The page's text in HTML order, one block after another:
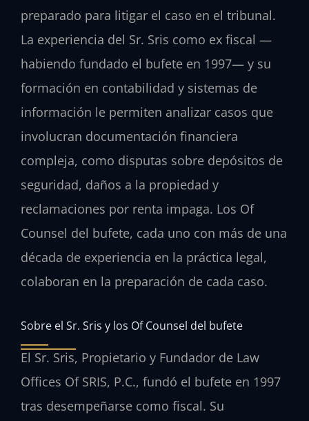
preparado para litigar el caso en el tribunal.
La experiencia del Sr. Sris como ex fiscal —
habiendo fundado el bufete en 1997— y su
formación en contabilidad y sistemas de
información le permiten analizar casos que
involucran documentación financiera
compleja, como disputas sobre depósitos de
seguridad, daños a la propiedad y
reclamaciones por renta impaga. Los Of
Counsel del bufete, cada uno con más de una
década de experiencia en la práctica legal,
colaboran en la preparación de cada caso.
Sobre el Sr. Sris y los Of Counsel del bufete
El Sr. Sris, Propietario y Fundador de Law
Offices Of SRIS, P.C., fundó el bufete en 1997
tras desempeñarse como fiscal. Su